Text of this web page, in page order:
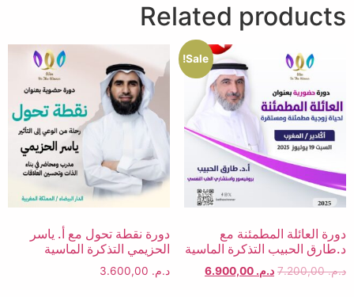
Related products
Sale!
دورة العائلة المطمئنة مع
د.طارق الحبيب التذكرة الماسية
د.م.7.200,00 د.م.
دورة نقطة تحول مع أ. ياسر
الحزيمي التذكرة الماسية
د.م.